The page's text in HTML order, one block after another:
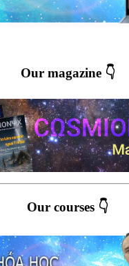
Our magazine 👇
Our courses 👇